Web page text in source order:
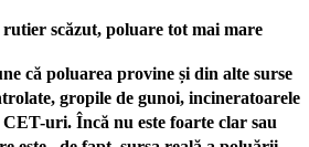
scăzut, poluare tot mai mare
că poluarea provine și din alte surse
gropile de gunoi, incineratoarele
uri. Încă nu este foarte clar sau